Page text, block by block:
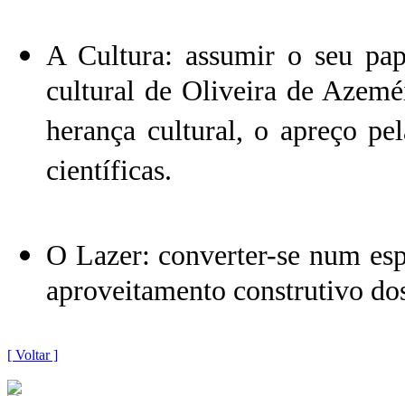
A Cultura: assumir o seu
cultural de Oliveira de
herança cultural, o apreço
científicas.
O Lazer: converter-se num
aproveitamento construtivo
[ Voltar ]